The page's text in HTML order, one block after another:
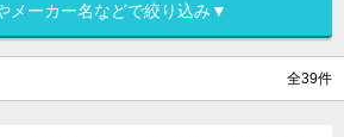
メーカー名などで絞り込み▼
全39件